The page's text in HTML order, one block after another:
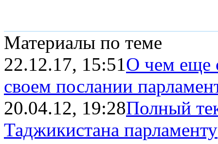
Материалы по теме
22.12.17, 15:51О чем еще
своем послании
20.04.12, 19:28Полный
Таджикистана парламенту